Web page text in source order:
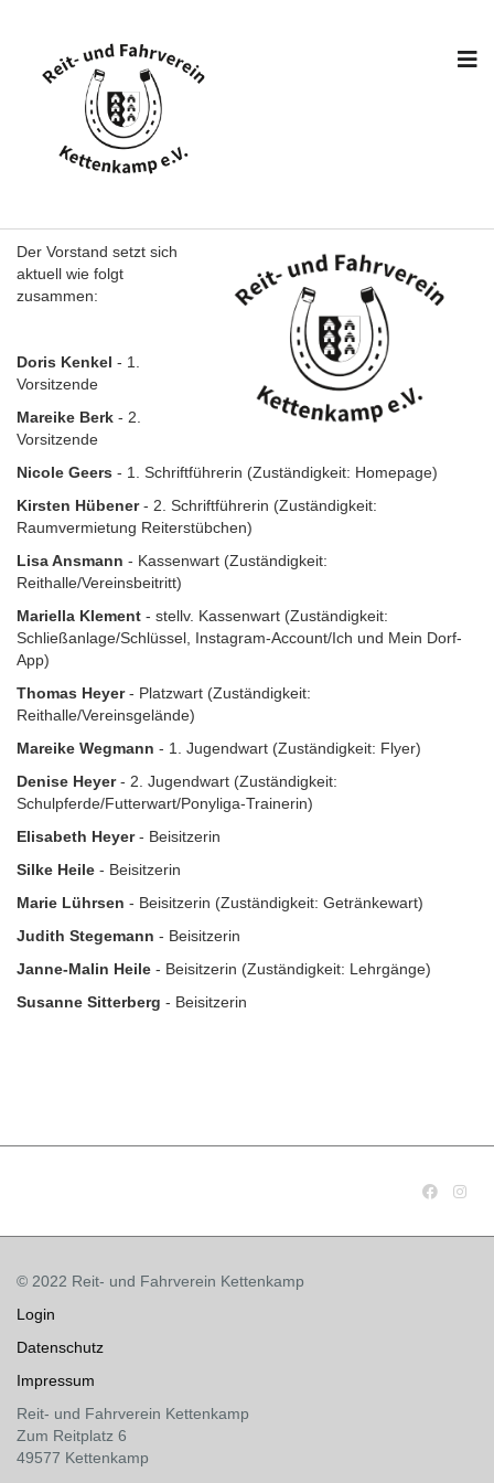
Der Vorstand setzt sich
aktuell wie folgt
zusammen:
Doris Kenkel - 1.
Vorsitzende
Mareike Berk - 2.
Vorsitzende
Nicole Geers - 1. Schriftführerin (Zuständigkeit: Homepage)
Kirsten Hübener- 2. Schriftführerin (Zuständigkeit:
Raumvermietung Reiterstübchen)
Lisa Ansmann - Kassenwart (Zuständigkeit:
Reithalle/Vereinsbeitritt)
Mariella Klement - stellv. Kassenwart (Zuständigkeit:
Schließanlage/Schlüssel, Instagram-Account/Ich und Mein Dorf-
App)
Thomas Heyer- Platzwart (Zuständigkeit:
Reithalle/Vereinsgelände)
Mareike Wegmann - 1. Jugendwart (Zuständigkeit: Flyer)
Denise Heyer- 2. Jugendwart (Zuständigkeit:
Schulpferde/Futterwart/Ponyliga-Trainerin)
Elisabeth Heyer- Beisitzerin
Silke Heile - Beisitzerin
Marie Lührsen - Beisitzerin (Zuständigkeit: Getränkewart)
Judith Stegemann - Beisitzerin
Janne-Malin Heile - Beisitzerin (Zuständigkeit: Lehrgänge)
Susanne Sitterberg - Beisitzerin
© 2022 Reit- und Fahrverein Kettenkamp
Login
Datenschutz
Impressum
Reit- und Fahrverein Kettenkamp
Zum Reitplatz 6
49577 Kettenkamp